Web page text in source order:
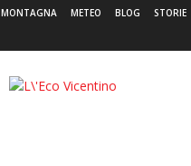
MONTAGNA METEO BLOG STORIE
L'Eco